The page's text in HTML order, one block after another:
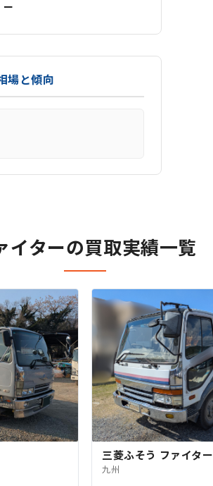
ー
場と傾向
イターの買取実績一覧
三菱ふそう ファイター
九州